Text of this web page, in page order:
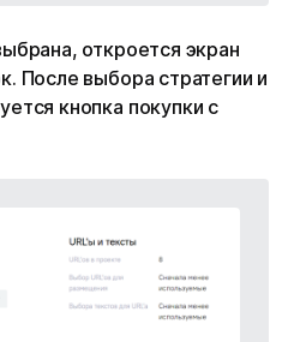
откроется экран
После выбора стратегии и
кнопка покупки с